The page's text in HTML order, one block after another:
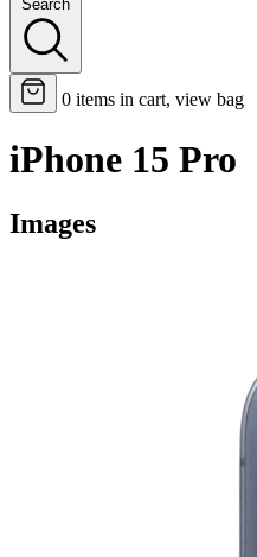
Search
0 items in cart, view bag
iPhone 15 Pro
Images